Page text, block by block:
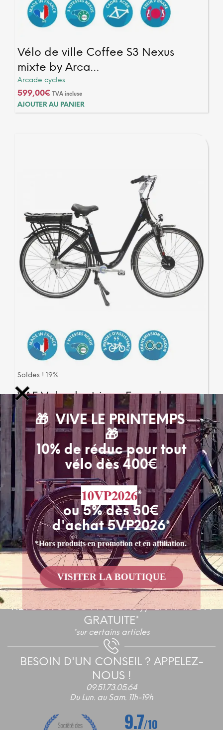
Vélo de ville Coffee S3 Nexus
mixte by Arca…
Arcade cycles
599,00€ TVA incluse
AJOUTER AU PANIER
Soldes ! 19%
VAE Velo electrique E-cardan
Nexus by Arcade…
Arcade cycles
Dès 2 589,00€ 2 089,00€ TVA incluse
CHOIX DES OPTIONS
Ce
a
Les
être
sur
la
page
du
PAIEMENTS SECURISES
par Stripe / Paypal / Virement
RETOUR SOUS 14 JOURS // LIVRAISON
GRATUITE*
*sur certains articles
BESOIN D'UN CONSEIL ? APPELEZ-
NOUS !
09.51.73.05.64
Du Lun. au Sam. 11h-19h
🎁 VIVE LE PRINTEMPS
🎁
10% de réduc pour tout
vélo dès 400€
10VP2026*
ou 5% dès 50€
d'achat 5VP2026*
*Hors produits en promotion et en affiliation.
VISITER LA BOUTIQUE